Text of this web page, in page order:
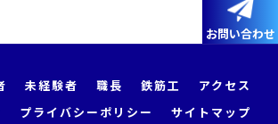
お問い合わせ
未経験者 職長 鉄筋工
アクセス
プライバシーポリシー サイトマップ